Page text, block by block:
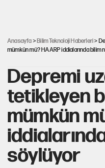
Anasayfa >Bilim Teknoloji Haberleri>
mümkün mü? HAARP iddialarında bilim
Depremi
tetikleyen
mümkün
söylüyor